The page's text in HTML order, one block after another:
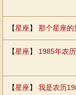
【星座】 那个星座的
【星座】 1985年农
【星座】 我是农历